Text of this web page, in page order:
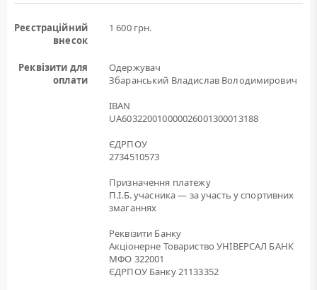
Реєстраційний
внесок
1 600 грн.
Реквізити для
оплати
Одержувач
Збаранський Владислав Володимирович
IBAN
UA603220010000026001300013188
ЄДРПОУ
2734510573
Призначення платежу
П.І.Б. учасника — за участь у спортивних
змаганнях
Реквізити Банку
Акціонерне Товариство УНІВЕРСАЛ БАНК
МФО 322001
ЄДРПОУ Банку 21133352